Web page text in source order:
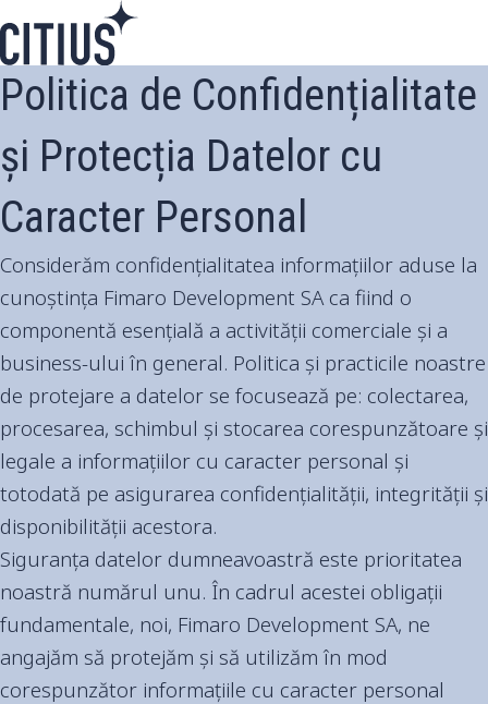
Politica de Confidențialitate
și Protecția Datelor cu
Caracter Personal
Considerăm confidențialitatea informațiilor aduse la
cunoștința Fimaro Development SA ca fiind o
componentă esențială a activității comerciale și a
business-ului în general. Politica și practicile noastre
de protejare a datelor se focusează pe: colectarea,
procesarea, schimbul și stocarea corespunzătoare și
legale a informațiilor cu caracter personal și
totodată pe asigurarea confidențialității, integrității și
disponibilității acestora.
Siguranța datelor dumneavoastră este prioritatea
noastră numărul unu. În cadrul acestei obligații
fundamentale, noi, Fimaro Development SA, ne
angajăm să protejăm și să utilizăm în mod
corespunzător informațiile cu caracter personal